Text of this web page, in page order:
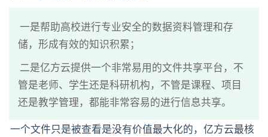
一是帮助高校进行专业安全的数据资料管理和存
储，形成有效的知识积累；
二是亿方云提供一个非常易用的文件共享平台，不
管是老师、学生还是科研机构，不管是课程、项目
还是教学管理，都能非常容易的进行信息共享。
一个文件只是被查看是没有价值最大化的，亿方云最核